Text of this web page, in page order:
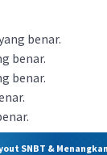
benar.
benar.
benar.
SNBT &